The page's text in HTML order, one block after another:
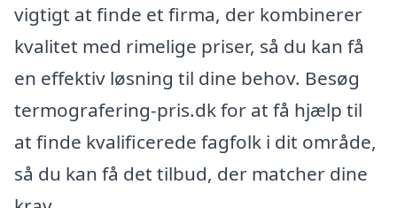
vigtigt at finde et firma, der kombinerer
kvalitet med rimelige priser, så du kan få
en effektiv løsning til dine behov. Besøg
termografering-pris.dk for at få hjælp til
at finde kvalificerede fagfolk i dit område,
så du kan få det tilbud, der matcher dine